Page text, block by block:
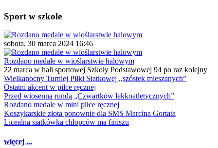
Sport w szkole
sobota, 30 marca 2024 16:46
Rozdano medale w wioślarstwie halowym
22 marca w hali sportowej Szkoły Podstawowej 94 po raz kolejny
Wielkanocny Turniej Piłki Siatkowej ,,szóstek mieszanych”
Ostatni akcent w piłce ręcznej
Przed wiosenną rundą „Czwartków lekkoatletycznych”
Rozdano medale w mini piłce ręcznej
Koszykarskie złota ponownie dla SMS Marcina Gortata
Licealna siatkówka chłopców ma finiszu
więcej ...